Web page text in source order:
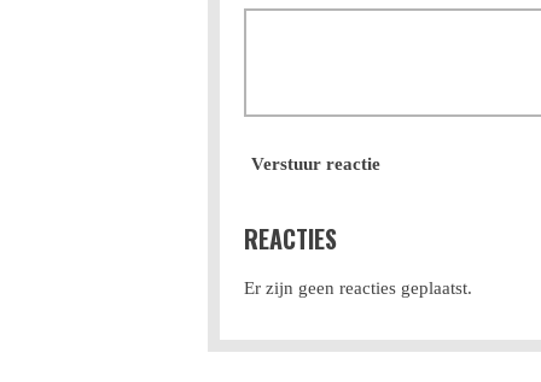
Verstuur reactie
REACTIES
Er zijn geen reacties geplaatst.